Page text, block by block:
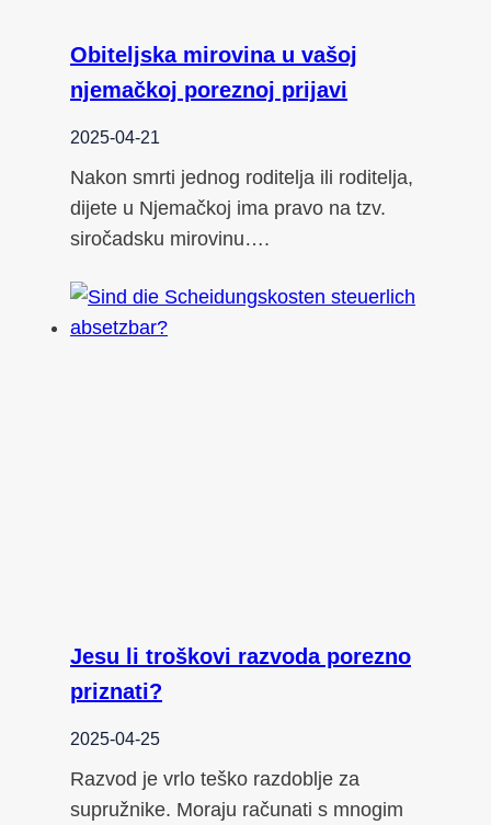
Obiteljska mirovina u vašoj
njemačkoj poreznoj prijavi
2025-04-21
Nakon smrti jednog roditelja ili roditelja,
dijete u Njemačkoj ima pravo na tzv.
siročadsku mirovinu….
Jesu li troškovi razvoda porezno
priznati?
2025-04-25
Razvod je vrlo teško razdoblje za
supružnike. Moraju računati s mnogim